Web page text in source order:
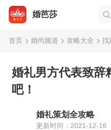
婚芭莎
首页 婚尚频道 攻略大全 找
婚礼男方代表致辞
吧！
婚礼策划全攻略
更新时间：2021-12-16